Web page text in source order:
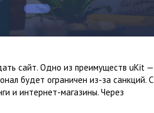
сайт. Одно из преимуществ uKit —
будет ограничен из-за санкций. С
и интернет-магазины. Через